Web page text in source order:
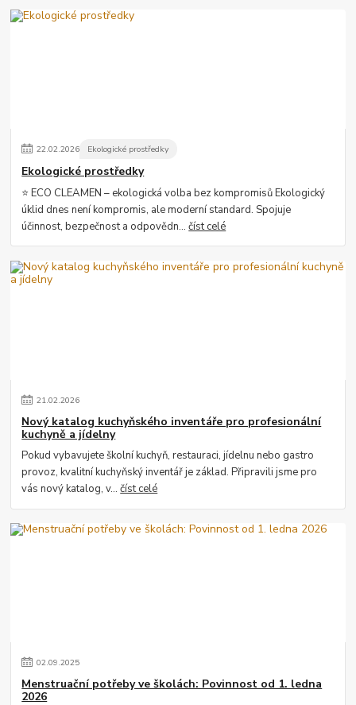
22.02.2026 Ekologické prostředky
Ekologické prostředky
⭐ ECO CLEAMEN – ekologická volba bez kompromisů Ekologický
úklid dnes není kompromis, ale moderní standard. Spojuje
účinnost, bezpečnost a odpovědn...číst celé
21.02.2026
Nový katalog kuchyňského inventáře pro profesionální
kuchyně a jídelny
Pokud vybavujete školní kuchyň, restauraci, jídelnu nebo gastro
provoz, kvalitní kuchyňský inventář je základ. Připravili jsme pro
vás nový katalog, v...číst celé
02.09.2025
Menstruační potřeby ve školách: Povinnost od 1. ledna
2026